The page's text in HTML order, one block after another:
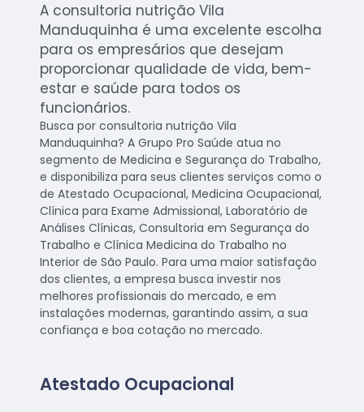
A consultoria nutrição Vila
Manduquinha é uma excelente escolha
para os empresários que desejam
proporcionar qualidade de vida, bem-
estar e saúde para todos os
funcionários.
Busca por consultoria nutrição Vila
Manduquinha? A Grupo Pro Saúde atua no
segmento de Medicina e Segurança do Trabalho,
e disponibiliza para seus clientes serviços como o
de Atestado Ocupacional, Medicina Ocupacional,
Clínica para Exame Admissional, Laboratório de
Análises Clínicas, Consultoria em Segurança do
Trabalho e Clínica Medicina do Trabalho no
Interior de São Paulo. Para uma maior satisfação
dos clientes, a empresa busca investir nos
melhores profissionais do mercado, e em
instalações modernas, garantindo assim, a sua
confiança e boa cotação no mercado.
Atestado Ocupacional